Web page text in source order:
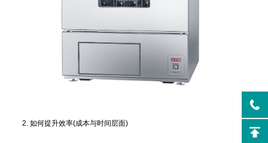
2. 如何提升效率(成本与时间层面)